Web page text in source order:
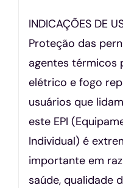
INDICAÇÕES DE
Proteção das
agentes térmicos
elétrico e fogo
usuários que
este EPI
Individual) é
importante em
saúde, qualidade